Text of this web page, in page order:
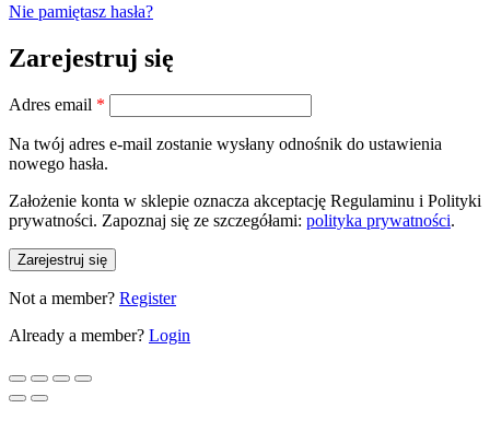
Nie pamiętasz hasła?
Zarejestruj się
Adres email *
Na twój adres e-mail zostanie wysłany odnośnik do ustawienia
nowego hasła.
Założenie konta w sklepie oznacza akceptację Regulaminu i Polityki
prywatności. Zapoznaj się ze szczegółami: polityka prywatności.
Zarejestruj się
Not a member? Register
Already a member? Login